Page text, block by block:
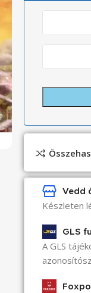
Vedd
Készleten
GLS
A GLS